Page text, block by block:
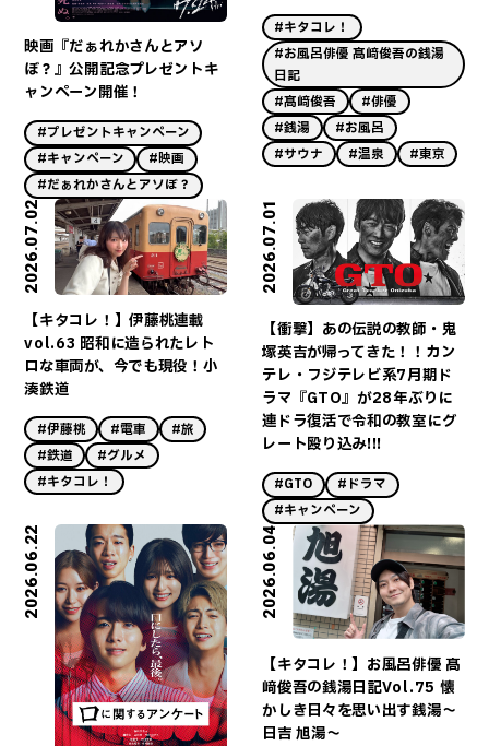
映画『だぁれかさんとアソ
ぼ？』公開記念プレゼントキ
ャンペーン開催！
#プレゼントキャンペーン
#キャンペーン
#映画
#だぁれかさんとアソぼ？
#キタコレ！
#お風呂俳優 髙﨑俊吾の銭湯
日記
#髙﨑俊吾
#俳優
#銭湯
#お風呂
#サウナ
#温泉 #東京
2026.07.02
【キタコレ！】伊藤桃連載
vol.63 昭和に造られたレト
ロな車両が、今でも現役！小
湊鉄道
#伊藤桃 #電車
#旅
#鉄道
#グルメ
#キタコレ！
2026.07.01
【衝撃】あの伝説の教師・鬼
塚英吉が帰ってきた！！カン
テレ・フジテレビ系7月期ド
ラマ『GTO』が28年ぶりに
連ドラ復活で令和の教室にグ
レート殴り込み!!!
#GTO
#ドラマ
#キャンペーン
2026.06.22 2026.06.04
【キタコレ！】お風呂俳優 髙
﨑俊吾の銭湯日記Vol.75 懐
かしき日々を思い出す銭湯～
日吉 旭湯～